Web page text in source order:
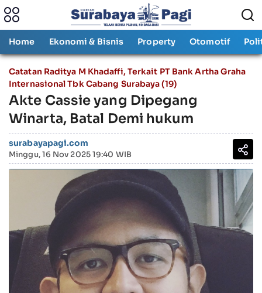
Home Ekonomi & Bisnis Property Otomotif
Catatan Raditya M Khadaffi, Terkait PT Bank Artha Graha
Internasional Tbk Cabang Surabaya (19)
Akte Cassie yang Dipegang
Winarta, Batal Demi hukum
surabayapagi.com
Minggu, 16 Nov 2025 19:40 WIB